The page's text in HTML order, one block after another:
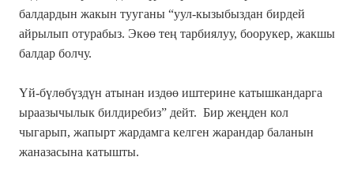
балдардын жакын тууганы “уул-кызыбыздан бирдей
айрылып отурабыз. Экөө тең тарбиялуу, боорукер, жакшы
балдар болчу.
Үй-бүлөбүздүн атынан издөө иштерине катышкандарга
ыраазычылык билдиребиз” дейт. Бир жеңден кол
чыгарып, жапырт жардамга келген жарандар баланын
жаназасына катышты.